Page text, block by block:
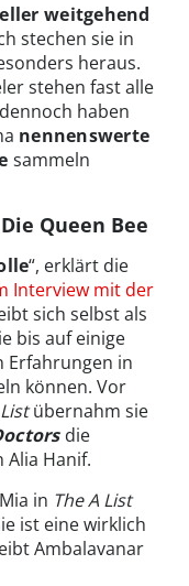
weitgehend
stechen sie in
heraus.
stehen fast alle
haben
nennenswerte
sammeln
Queen Bee
“, erklärt die
Interview mit der
sich selbst als
bis auf einige
Erfahrungen in
können. Vor
übernahm sie
die
Hanif.
in The A List
ist eine wirklich
Ambalavanar